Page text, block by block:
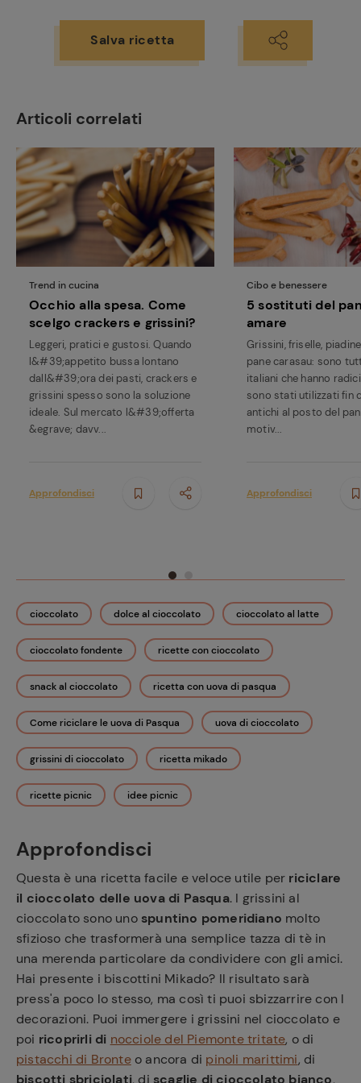
Salva ricetta
cioccolato dolce al cioccolato cioccolato al latte
cioccolato fondente ricette con cioccolato
snack al cioccolato ricetta con uova di pasqua
Come riciclare le uova di Pasqua uova di cioccolato
grissini di cioccolato ricetta mikado
ricette picnic idee picnic
Approfondisci
Questa è una ricetta facile e veloce utile per riciclare
il cioccolato delle uova di Pasqua. I grissini al
cioccolato sono uno spuntino pomeridiano molto
sfizioso che trasformerà una semplice tazza di tè in
una merenda particolare da condividere con gli amici.
Hai presente i biscottini Mikado? Il risultato sarà
press'a poco lo stesso, ma così ti puoi sbizzarrire con l
decorazioni. Puoi immergere i grissini nel cioccolato e
poi ricoprirli di nocciole del Piemonte tritate, o di
pistacchi di Bronteo ancora di pinoli marittimi, di
biscotti sbriciolati, di scaglie di cioccolato bianco,
Articoli correlati
Trend in cucina
Occhio alla spesa. Come
scelgo crackers e grissini?
Leggeri, pratici e gustosi. Quando
l&#39;appetito bussa lontano
dall&#39;ora dei pasti, crackers e
grissini spesso sono la soluzione
ideale. Sul mercato l&#39;offerta
&egrave; davv...
Approfondisci
Cibo e benessere
5 sostituti del
amare
Grissini, friselle,
pane carasau: sono
italiani che hanno
sono stati utilizzati fin
antichi al posto del
motiv...
Approfondisci
Ricette
preferite